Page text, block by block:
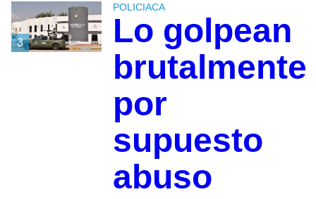
3
POLICIACA
Lo golpean
brutalmente
por
supuesto
abuso